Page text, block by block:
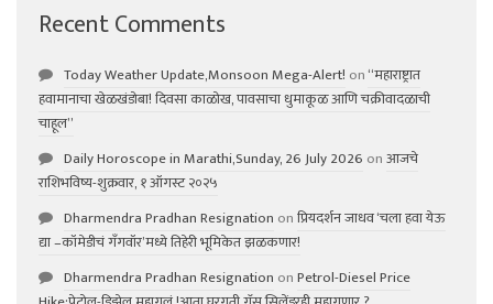
Recent Comments
Today Weather Update,Monsoon Mega-Alert! on“महाराष्ट्रात
हवामानाचा खेळखंडोबा! दिवसा काळोख, पावसाचा धुमाकूळ आणि चक्रीवादळाची
चाहूल”
Daily Horoscope in Marathi,Sunday, 26 July 2026 onआजचे
राशिभविष्य-शुक्रवार, १ ऑगस्ट २०२५
Dharmendra Pradhan Resignation onप्रियदर्शन जाधव ‘चला हवा येऊ
द्या –कॉमेडीचं गॅंगवॉर’मध्ये तिहेरी भूमिकेत झळकणार!
Dharmendra Pradhan Resignation onPetrol-Diesel Price